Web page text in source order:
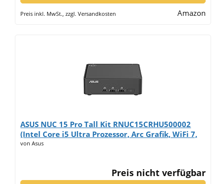
Preis inkl. MwSt., zzgl. Versandkosten Amazon
ASUS NUC 15 Pro Tall Kit RNUC15CRHU500002
(Intel Core i5 Ultra Prozessor, Arc Grafik, WiFi 7,
Bluetooth 5.4, ohne Betriebssystem, mit EU-
von Asus
Preis nicht verfügbar